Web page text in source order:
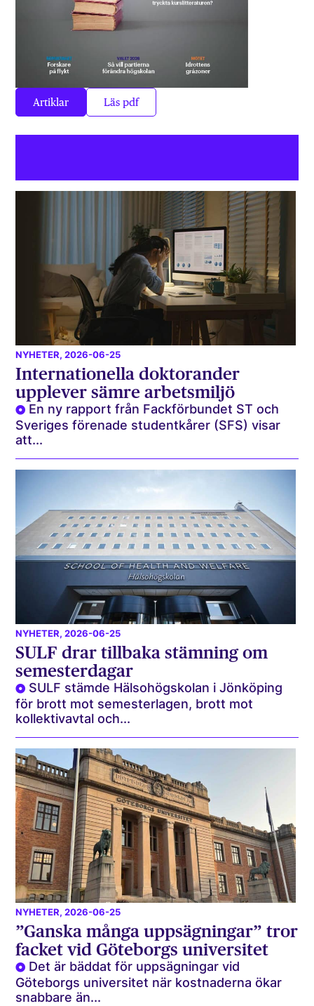
Artiklar Läs pdf
NYHETER, 2026-06-25
Internationella doktorander
upplever sämre arbetsmiljö
En ny rapport från Fackförbundet ST och
Sveriges förenade studentkårer (SFS) visar
att...
NYHETER, 2026-06-25
SULF drar tillbaka stämning om
semesterdagar
SULF stämde Hälsohögskolan i Jönköping
för brott mot semesterlagen, brott mot
kollektivavtal och...
NYHETER, 2026-06-25
”Ganska många uppsägningar” tror
facket vid Göteborgs universitet
Det är bäddat för uppsägningar vid
Göteborgs universitet när kostnaderna ökar
snabbare än...